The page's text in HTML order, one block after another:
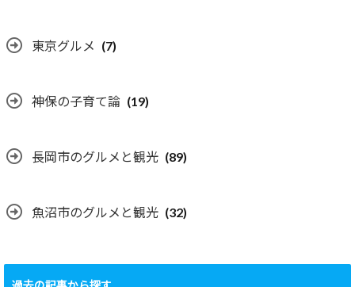
東京グルメ (7)
神保の子育て論 (19)
長岡市のグルメと観光 (89)
魚沼市のグルメと観光 (32)